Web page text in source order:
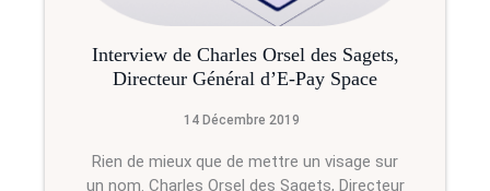
Interview de Charles Orsel des Sagets,
Directeur Général d’E-Pay Space
14 Décembre 2019
Rien de mieux que de mettre un visage sur
un nom. Charles Orsel des Sagets, Directeur